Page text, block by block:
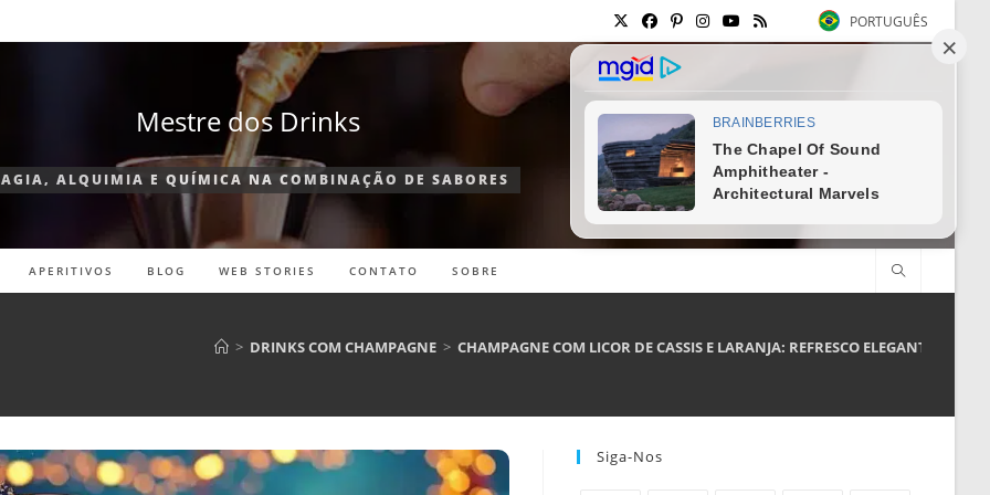
PORTUGUÊS
Mestre dos Drinks
ALQUIMIA E QUÍMICA NA COMBINAÇÃO DE SABORES
APERITIVOS BLOG WEB STORIES CONTATO SOBRE
> DRINKS COM CHAMPAGNE > CHAMPAGNE COM LICOR DE CASSIS E LARANJA: REFRESCO ELEGANTE PARA
Siga-Nos